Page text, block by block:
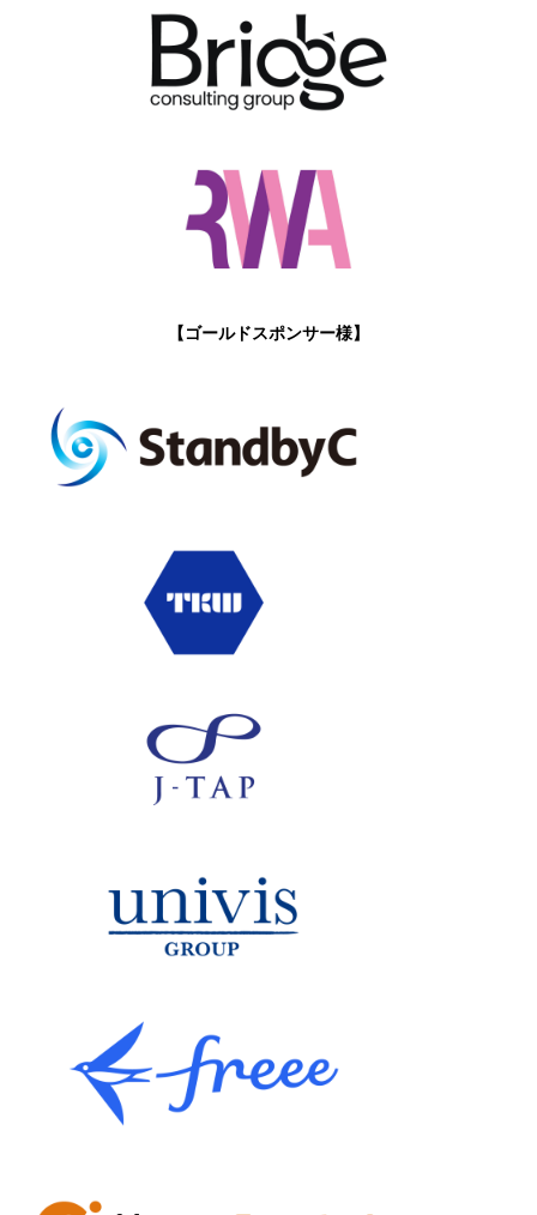
【ゴールドスポンサー様】